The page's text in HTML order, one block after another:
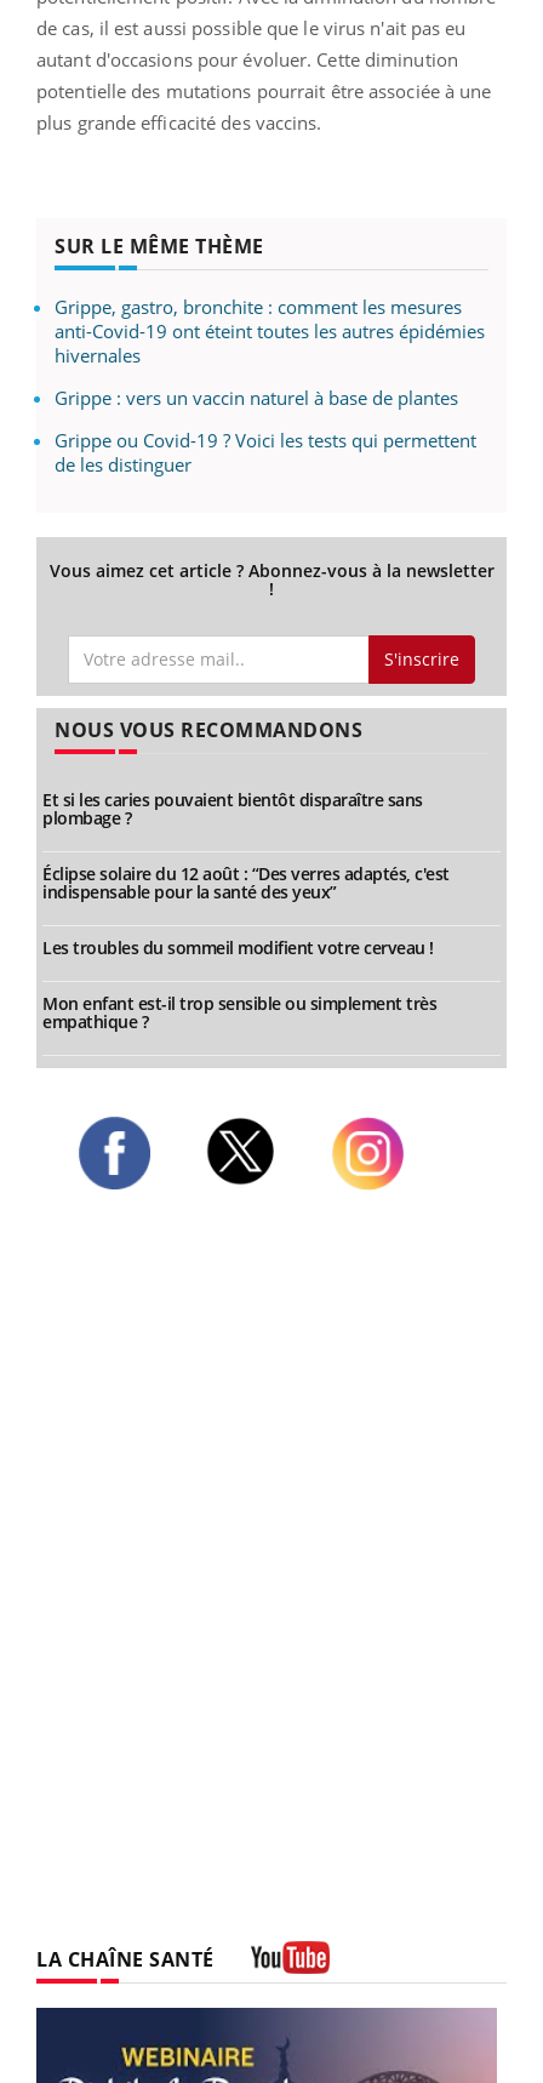
de cas, il est aussi possible que le virus n'ait pas eu
autant d'occasions pour évoluer. Cette diminution
potentielle des mutations pourrait être associée à une
plus grande efficacité des vaccins.
SUR LE MÊME THÈME
Grippe, gastro, bronchite : comment les mesures
anti-Covid-19 ont éteint toutes les autres épidémies
hivernales
Grippe : vers un vaccin naturel à base de plantes
Grippe ou Covid-19 ? Voici les tests qui permettent
de les distinguer
Vous aimez cet article ? Abonnez-vous à la newsletter
!
S'inscrire
NOUS VOUS RECOMMANDONS
Et si les caries pouvaient bientôt disparaître sans
plombage ?
Éclipse solaire du 12 août : “Des verres adaptés, c'est
indispensable pour la santé des yeux”
Les troubles du sommeil modifient votre cerveau !
Mon enfant est-il trop sensible ou simplement très
empathique ?
LA CHAÎNE SANTÉ